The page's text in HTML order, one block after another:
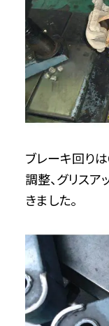
ブレーキ回りは
調整、グリスア
きました。